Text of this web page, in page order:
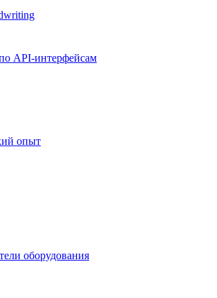
API-интерфейсам
опыт
оборудования